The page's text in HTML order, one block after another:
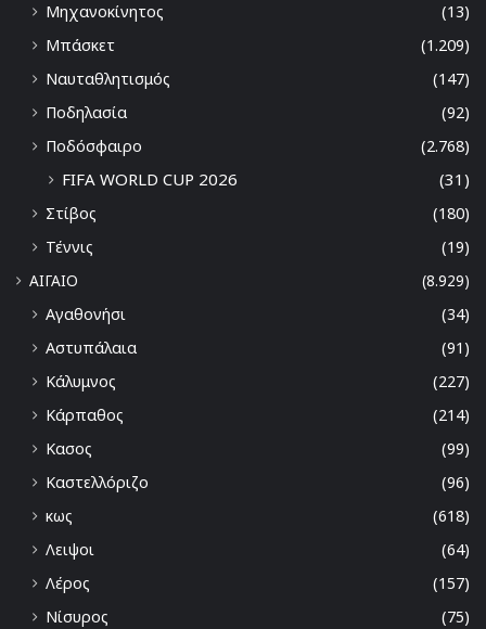
Μηχανοκίνητος
(13)
Μπάσκετ
(1.209)
Ναυταθλητισμός
(147)
Ποδηλασία
(92)
Ποδόσφαιρο
(2.768)
FIFA WORLD CUP 2026 (31)
Στίβος
(180)
Τέννις
(19)
ΑΙΓΑΙΟ
(8.929)
Αγαθονήσι
(34)
Αστυπάλαια
(91)
Κάλυμνος
(227)
Κάρπαθος
(214)
Κασος
(99)
Καστελλόριζο
(96)
κως
(618)
Λειψοι
(64)
Λέρος
(157)
Νίσυρος
(75)